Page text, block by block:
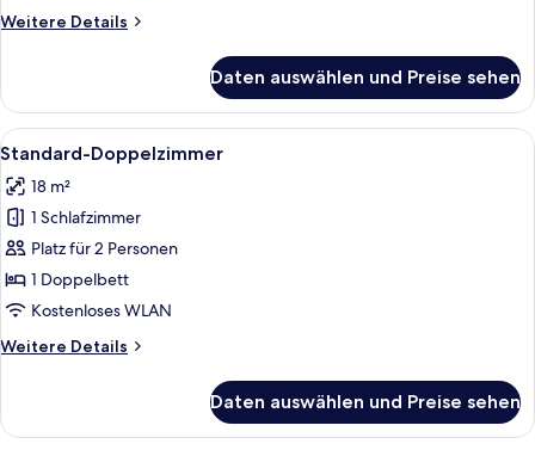
Weitere Details
Weitere
Zweibettzimmer
Daten auswählen und Preise sehen
Alle
Fotos
für
Standard-
Doppelzimmer
anzeigen
Ein Hotelzimmer mit einem Bett,
9
Standard-Doppelzimmer
18 m²
1 Schlafzimmer
Platz für 2 Personen
1 Doppelbett
Kostenloses WLAN
Weitere Details
Weitere
Doppelzimmer
Daten auswählen und Preise sehen